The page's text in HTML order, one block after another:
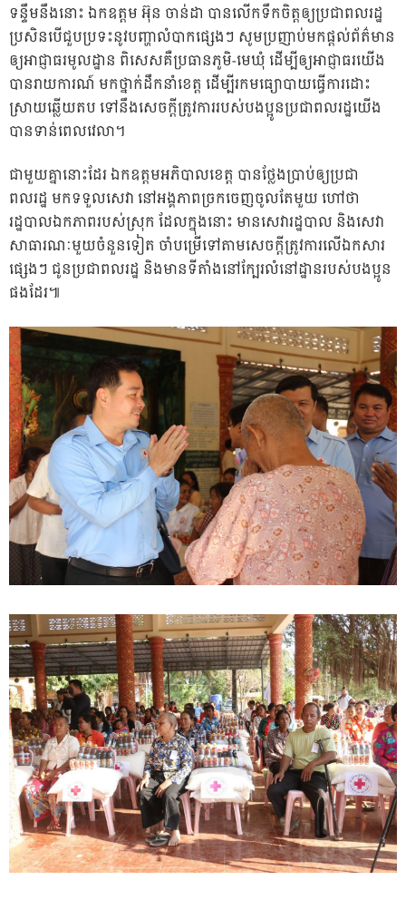
ទន្ទឹមនឹងនោះ ឯកឧត្តម អ៊ុន ចាន់ដា បានលើកទឹកចិត្តឲ្យប្រជាពលរដ្ឋ
ប្រសិនបើជួបប្រទះនូវបញ្ហាលំបាកផ្សេងៗ សូមប្រញាប់មកផ្ដល់ព័ត៌មាន
ឲ្យអាជ្ញាធរមូលដ្ឋាន ពិសេសគឺប្រធានភូមិ-មេឃុំ ដើម្បីឲ្យអាជ្ញាធរយើង
បានរាយការណ៍ មកថ្នាក់ដឹកនាំខេត្ត ដើម្បីរកមធ្យោបាយធ្វើការដោះ
ស្រាយឆ្លើយតប ទៅនឹងសេចក្តីត្រូវការរបស់បងប្អូនប្រជាពលរដ្ឋយើង
បានទាន់ពេលវេលា។
ជាមួយគ្នានោះដែរ ឯកឧត្តមអភិបាលខេត្ត បានថ្លែងប្រាប់ឲ្យប្រជា
ពលរដ្ឋ មកទទួលសេវា នៅអង្គភាពច្រកចេញចូលតែមួយ ហៅថា
រដ្ឋបាលឯកភាពរបស់ស្រុក ដែលក្នុងនោះ មានសេវារដ្ឋបាល និងសេវា
សាធារណៈមួយចំនួនទៀត ចាំបម្រើទៅតាមសេចក្តីត្រូវការលើឯកសារ
ផ្សេងៗ ជូនប្រជាពលរដ្ឋ និងមានទីតាំងនៅក្បែរលំនៅដ្ឋានរបស់បងប្អូន
ផងដែរ៕